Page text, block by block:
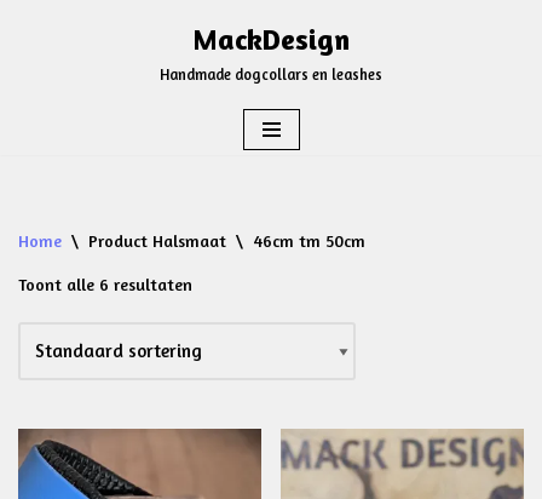
MackDesign
Handmade dogcollars en leashes
Home \ Product Halsmaat \ 46cm tm 50cm
Toont alle 6 resultaten